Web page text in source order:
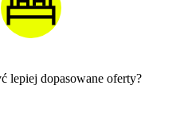
lepiej dopasowane oferty?